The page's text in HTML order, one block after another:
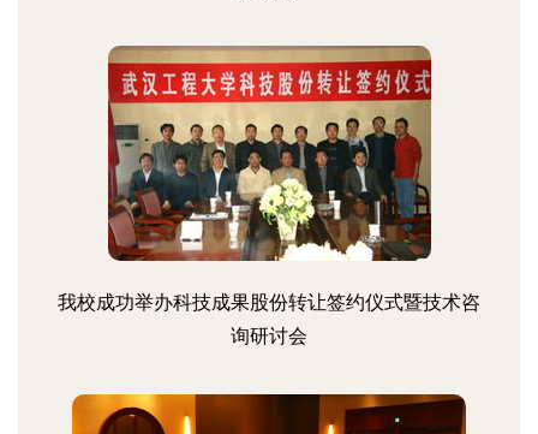
我校成功举办科技成果股份转让签约仪式暨技术咨
询研讨会